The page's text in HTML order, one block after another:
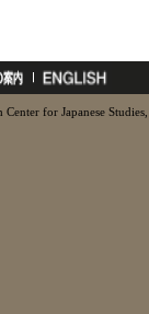
for Japanese